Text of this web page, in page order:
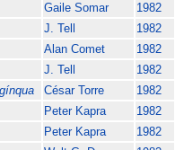
Gaile Somar 1982
J. Tell 1982
Alan Comet 1982
J. Tell 1982
César Torre 1982
Peter Kapra 1982
Peter Kapra 1982